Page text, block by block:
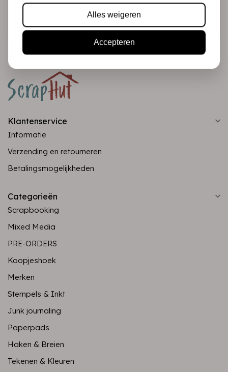
Klantenservice
Informatie
Verzending en retourneren
Betalingsmogelijkheden
Categorieën
Scrapbooking
Mixed Media
PRE-ORDERS
Koopjeshoek
Merken
Stempels & Inkt
Junk journaling
Paperpads
Haken & Breien
Tekenen & Kleuren
Alles weigeren
Accepteren